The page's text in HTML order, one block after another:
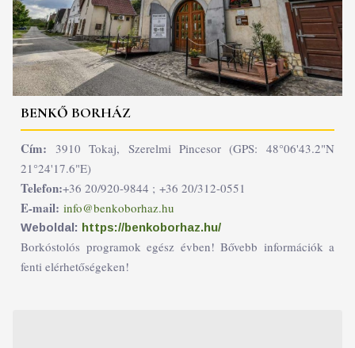
BENKŐ BORHÁZ
Cím: 3910 Tokaj, Szerelmi Pincesor (GPS: 48°06'43.2"N
21°24'17.6"E)
Telefon:+36 20/920-9844 ; +36 20/312-0551
E-mail: info@benkoborhaz.hu
Weboldal: https://benkoborhaz.hu/
Borkóstolós programok egész évben! Bővebb információk a
fenti elérhetőségeken!